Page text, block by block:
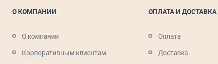
О КОМПАНИИ
О компании
Корпоративным клиентам
ОПЛАТА И ДОСТАВКА
Оплата
Доставка